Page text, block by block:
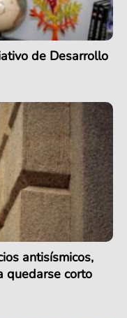
de Desarrollo
antisísmicos,
quedarse corto